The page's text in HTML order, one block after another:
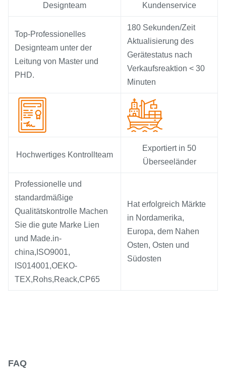
Designteam
Kundenservice
Top-Professionelles
Designteam unter der
Leitung von Master und
PHD.
180 Sekunden/Zeit
Aktualisierung des
Gerätestatus nach
Verkaufsreaktion < 30
Minuten
Hochwertiges Kontrollteam
Exportiert in 50
Überseeländer
Professionelle und
standardmäßige
Qualitätskontrolle Machen
Sie die gute Marke Lien
und Made.in-
china,ISO9001,
IS014001,OEKO-
TEX,Rohs,Reack,CP65
Hat erfolgreich Märkte
in Nordamerika,
Europa, dem Nahen
Osten, Osten und
Südosten
FAQ